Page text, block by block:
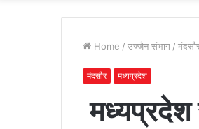
Home / उज्जैन संभाग /
मंदसौर मध्यप्रदेश
मध्यप्रदेश